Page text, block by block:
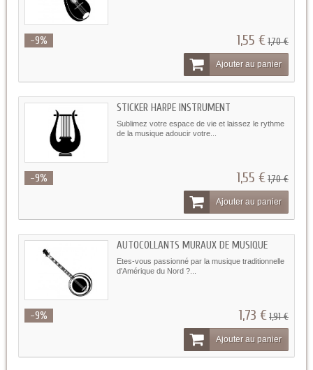
-9% 1,55 €1,70 €
Ajouter au panier
STICKER HARPE INSTRUMENT
Sublimez votre espace de vie et laissez le rythme
de la musique adoucir votre...
-9% 1,55 €1,70 €
Ajouter au panier
AUTOCOLLANTS MURAUX DE MUSIQUE
Etes-vous passionné par la musique traditionnelle
d'Amérique du Nord ?...
-9% 1,73 €1,91 €
Ajouter au panier